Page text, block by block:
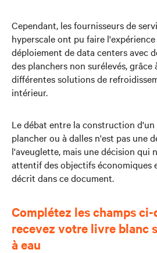
Cependant, les fournisseurs de
hyperscale ont pu faire
déploiement de data centers avec
des planchers non surélevés,
différentes solutions de
intérieur.
Le débat entre la construction
plancher ou à dalles n'est pas une
l'aveuglette, mais une décision qui
attentif des objectifs économiques
décrit dans ce document.
Complétez les champs ci-
recevez votre livre blanc
à eau